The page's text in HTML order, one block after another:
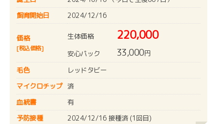
飼育開始日
2024/12/16
価格
[税込価格]
生体価格 220,000
安心パック 33,000円
毛色
レッドタビー
マイクロチップ 済
血統書
有
予防接種
2024/12/16 接種済 (1回目)